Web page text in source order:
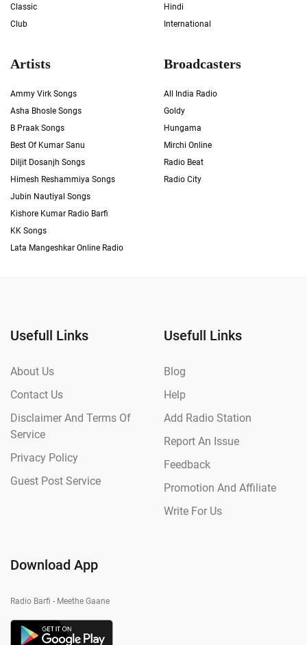
Classic
Club
Hindi
International
Artists
Ammy Virk Songs
Asha Bhosle Songs
B Praak Songs
Best Of Kumar Sanu
Diljit Dosanjh Songs
Himesh Reshammiya Songs
Jubin Nautiyal Songs
Kishore Kumar Radio Barfi
KK Songs
Lata Mangeshkar Online Radio
Broadcasters
All India Radio
Goldy
Hungama
Mirchi Online
Radio Beat
Radio City
Usefull Links
About Us
Contact Us
Disclaimer And Terms Of
Service
Privacy Policy
Guest Post Service
Usefull Links
Blog
Help
Add Radio Station
Report An Issue
Feedback
Promotion And Affiliate
Write For Us
Download App
Radio Barfi - Meethe Gaane